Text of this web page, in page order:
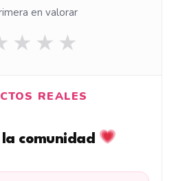
en valorar
★ ★ ★
REALES
comunidad